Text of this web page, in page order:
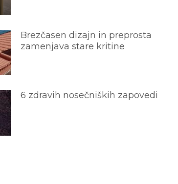
Brezčasen dizajn in preprosta
zamenjava stare kritine
6 zdravih nosečniških zapovedi